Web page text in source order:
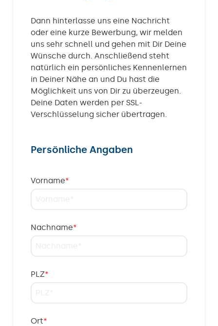
Dann hinterlasse uns eine Nachricht
oder eine kurze Bewerbung, wir melden
uns sehr schnell und gehen mit Dir Deine
Wünsche durch. Anschließend steht
natürlich ein persönliches Kennenlernen
in Deiner Nähe an und Du hast die
Möglichkeit uns von Dir zu überzeugen.
Deine Daten werden per SSL-
Verschlüsselung sicher übertragen.
Persönliche Angaben
Vorname*
Nachname*
PLZ*
Ort*